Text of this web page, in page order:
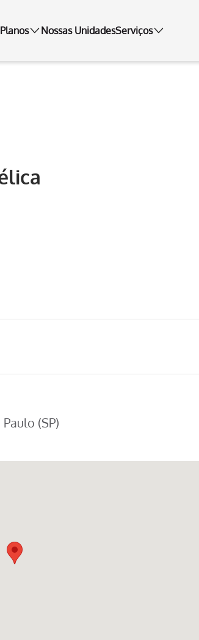
Nossas UnidadesServiços
(SP)